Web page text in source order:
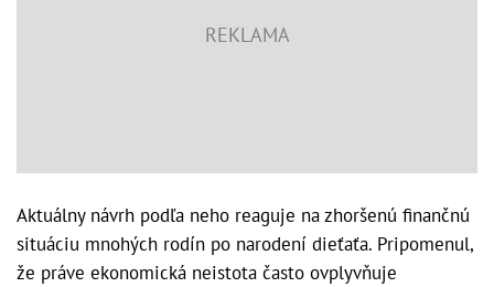
Aktuálny návrh podľa neho reaguje na zhoršenú finančnú
situáciu mnohých rodín po narodení dieťaťa. Pripomenul,
že práve ekonomická neistota často ovplyvňuje